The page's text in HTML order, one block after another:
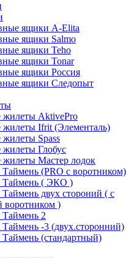
ящики A-Elita
ящики Salmo
ящики Teho
ящики Tonar
ящики Россия
ящики Следопыт
жилеты AktivePro
жилеты Ifrit (Элементаль)
жилеты Spass
жилеты Глобус
жилеты Мастер лодок
(PRO c воротником)
( ЭКО )
двух стороний ( с
воротником )
2
-3 (двух.сторонний)
(стандартный)